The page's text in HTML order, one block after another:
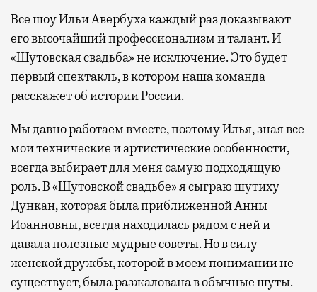
Все шоу Ильи Авербуха каждый раз доказывают
его высочайший профессионализм и талант. И
«Шутовская свадьба» не исключение. Это будет
первый спектакль, в котором наша команда
расскажет об истории России.
Мы давно работаем вместе, поэтому Илья, зная все
мои технические и артистические особенности,
всегда выбирает для меня самую подходящую
роль. В «Шутовской свадьбе» я сыграю шутиху
Дункан, которая была приближенной Анны
Иоанновны, всегда находилась рядом с ней и
давала полезные мудрые советы. Но в силу
женской дружбы, которой в моем понимании не
существует, была разжалована в обычные шуты.